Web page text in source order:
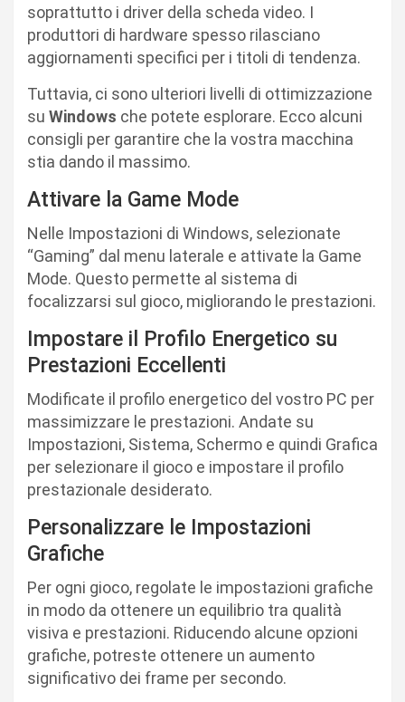
soprattutto i driver della scheda video. I
produttori di hardware spesso rilasciano
aggiornamenti specifici per i titoli di tendenza.
Tuttavia, ci sono ulteriori livelli di ottimizzazione
su Windows che potete esplorare. Ecco alcuni
consigli per garantire che la vostra macchina
stia dando il massimo.
Attivare la Game Mode
Nelle Impostazioni di Windows, selezionate
“Gaming” dal menu laterale e attivate la Game
Mode. Questo permette al sistema di
focalizzarsi sul gioco, migliorando le prestazioni.
Impostare il Profilo Energetico su
Prestazioni Eccellenti
Modificate il profilo energetico del vostro PC per
massimizzare le prestazioni. Andate su
Impostazioni, Sistema, Schermo e quindi Grafica
per selezionare il gioco e impostare il profilo
prestazionale desiderato.
Personalizzare le Impostazioni
Grafiche
Per ogni gioco, regolate le impostazioni grafiche
in modo da ottenere un equilibrio tra qualità
visiva e prestazioni. Riducendo alcune opzioni
grafiche, potreste ottenere un aumento
significativo dei frame per secondo.